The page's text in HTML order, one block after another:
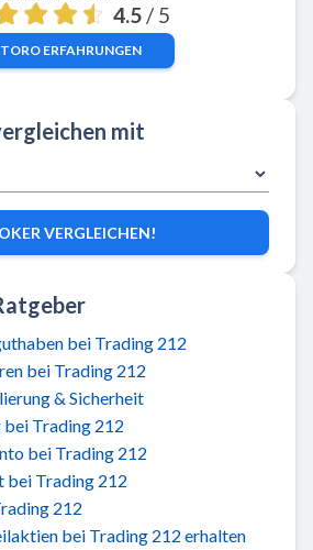
4.5 / 5
ERFAHRUNGEN
mit
VERGLEICHEN!
bei Trading 212
bei Trading 212
& Sicherheit
bei Trading 212
bei Trading 212
bei Trading 212
212
bei Trading 212 erhalten